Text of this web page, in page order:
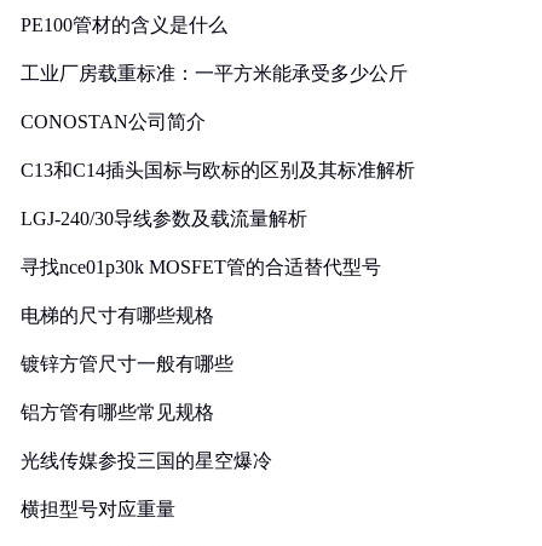
PE100管材的含义是什么
工业厂房载重标准：一平方米能承受多少公斤
CONOSTAN公司简介
C13和C14插头国标与欧标的区别及其标准解析
LGJ-240/30导线参数及载流量解析
寻找nce01p30k MOSFET管的合适替代型号
电梯的尺寸有哪些规格
镀锌方管尺寸一般有哪些
铝方管有哪些常见规格
光线传媒参投三国的星空爆冷
横担型号对应重量